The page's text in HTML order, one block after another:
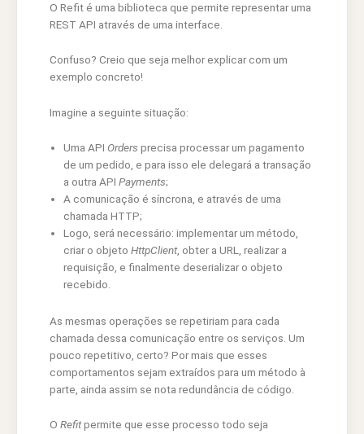
O Refit é uma biblioteca que permite representar uma
REST API através de uma interface.
Confuso? Creio que seja melhor explicar com um
exemplo concreto!
Imagine a seguinte situação:
Uma API Orders precisa processar um pagamento
de um pedido, e para isso ele delegará a transação
a outra API Payments;
A comunicação é síncrona, e através de uma
chamada HTTP;
Logo, será necessário: implementar um método,
criar o objeto HttpClient, obter a URL, realizar a
requisição, e finalmente deserializar o objeto
recebido.
As mesmas operações se repetiriam para cada
chamada dessa comunicação entre os serviços. Um
pouco repetitivo, certo? Por mais que esses
comportamentos sejam extraídos para um método à
parte, ainda assim se nota redundância de código.
O Refitpermite que esse processo todo seja